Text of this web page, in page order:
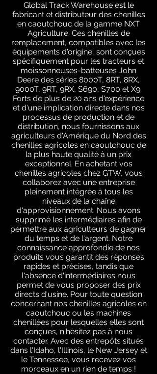
Global Track Warehouse est le
fabricant et distributeur des chenilles
en caoutchouc de la gamme NXT
Agriculture. Ces chenilles de
remplacement, compatibles avec les
équipements d'origine, sont conçues
spécifiquement pour les tracteurs et
moissonneuses-batteuses John
Deere des séries 8000T, 8RT, 8RX,
9000T, 9RT, 9RX, S690, S700 et X9.
Forts de plus de 20 ans d'expérience
et d'une implication directe dans nos
processus de production et de
distribution, nous fournissons aux
agriculteurs d'Amérique du Nord des
chenilles agricoles en caoutchouc de
la plus haute qualité à un prix
exceptionnel. En achetant vos
chenilles agricoles chez GTW, vous
collaborez avec une entreprise
pleinement intégrée à tous les
niveaux de la chaîne
d'approvisionnement. Nous avons
supprimé les intermédiaires afin de
permettre aux agriculteurs de gagner
du temps et de l'argent. Notre
connaissance approfondie de nos
produits vous garantit des réponses
rapides et précises, tandis que
l'absence d'intermédiaires nous
permet de vous proposer des prix
directs d'usine. Pour toute question
concernant nos chenilles agricoles en
caoutchouc ou les machines
chenillées pour lesquelles elles sont
conçues, n'hésitez pas à nous
contacter. Avec des entrepôts situés
dans l'Idaho, l'Illinois, le New Jersey et
le Tennessee, vous recevez vos
morceaux en un rien de temps !